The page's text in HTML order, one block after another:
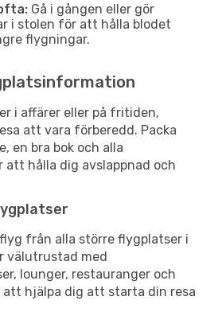
Gå i gången eller gör
i stolen för att hålla blodet
flygningar.
i affärer eller på fritiden,
att vara förberedd. Packa
en bra bok och alla
hålla dig avslappnad och
från alla större flygplatser i
välutrustad med
lounger, restauranger och
hjälpa dig att starta din resa